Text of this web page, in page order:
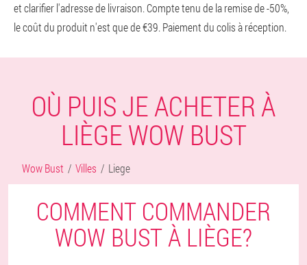
et clarifier l'adresse de livraison. Compte tenu de la remise de -50%,
le coût du produit n'est que de €39. Paiement du colis à réception.
OÙ PUIS JE ACHETER À
LIÈGE WOW BUST
Wow Bust Villes Liege
COMMENT COMMANDER
WOW BUST À LIÈGE?